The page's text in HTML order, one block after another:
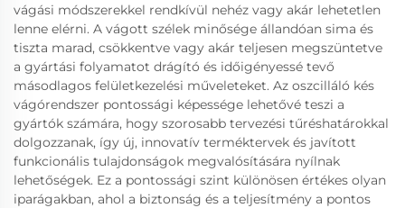
vágási módszerekkel rendkívül nehéz vagy akár lehetetlen
lenne elérni. A vágott szélek minősége állandóan sima és
tiszta marad, csökkentve vagy akár teljesen megszüntetve
a gyártási folyamatot drágító és időigényessé tevő
másodlagos felületkezelési műveleteket. Az oszcilláló kés
vágórendszer pontossági képessége lehetővé teszi a
gyártók számára, hogy szorosabb tervezési tűréshatárokkal
dolgozzanak, így új, innovatív terméktervek és javított
funkcionális tulajdonságok megvalósítására nyílnak
lehetőségek. Ez a pontossági szint különösen értékes olyan
iparágakban, ahol a biztonság és a teljesítmény a pontos